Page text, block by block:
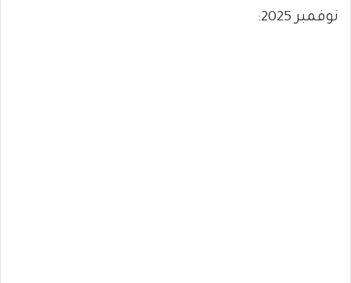
نوفمبر 2025: